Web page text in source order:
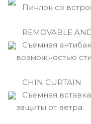
Пинлок со
REMOVABLE
Съёмная
возможностью
CHIN CURTAIN
Съемная
защиты от ветра.